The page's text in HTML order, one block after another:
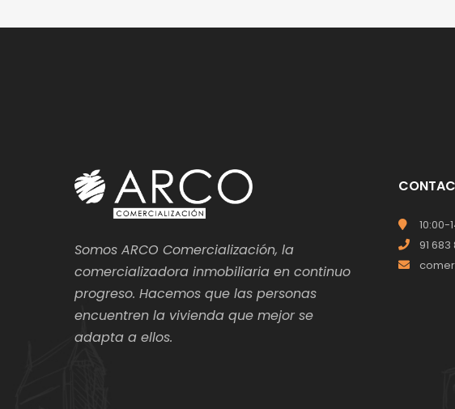
Somos ARCO Comercialización, la
comercializadora inmobiliaria en continuo
progreso. Hacemos que las personas
encuentren la vivienda que mejor se
adapta a ellos.
10:00-
91 683